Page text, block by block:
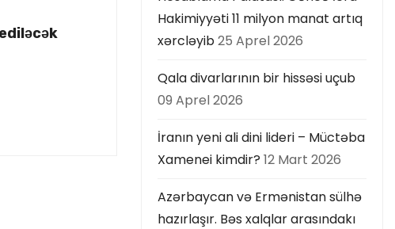
Hakimiyyəti 11 milyon manat artıq
xərcləyib25 Aprel 2026
Qala divarlarının bir hissəsi uçub
09 Aprel 2026
İranın yeni ali dini lideri – Müctəba
Xamenei kimdir? 12 Mart 2026
Azərbaycan və Ermənistan sülhə
hazırlaşır. Bəs xalqlar arasındakı